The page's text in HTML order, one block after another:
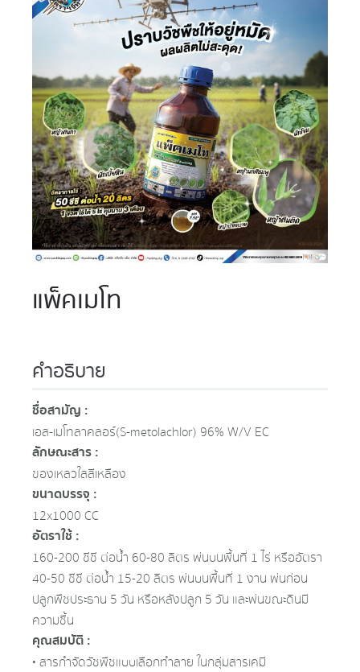
แพ็คเมโท
คำอธิบาย
ชื่อสามัญ :
เอส-เมโทลาคลอร์ (S-metolachlor) 96% W/V EC
ลักษณะสาร :
ของเหลวใสสีเหลือง
ขนาดบรรจุ :
12x1000 CC
อัตราใช้ :
160-200 ซีซี ต่อน้ำ 60-80 ลิตร พ่นบนพื้นที่ 1 ไร่ หรืออัตรา
40-50 ซีซี ต่อน้ำ 15-20 ลิตร พ่นบนพื้นที่ 1 งาน พ่นก่อน
ปลูกพืชประธาน 5 วัน หรือหลังปลูก 5 วัน และพ่นขณะดินมี
ความชื้น
คุณสมบัติ :
• สารกำจัดวัชพืชแบบเลือกทำลาย ในกลุ่มสารเคมี